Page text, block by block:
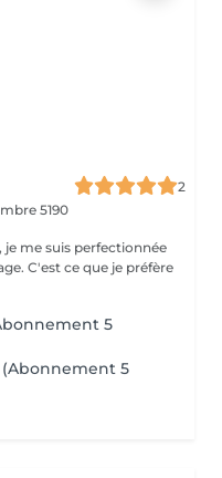
2
5190
je me suis perfectionnée
C'est ce que je préfère
5
5